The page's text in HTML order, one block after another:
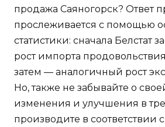
продажа Саяногорск? Ответ
прослеживается с помощью
статистики: сначала Белстат
рост импорта
затем — аналогичный рост
Но, также не забывайте о
изменения и улучшения в
производите в соответствии